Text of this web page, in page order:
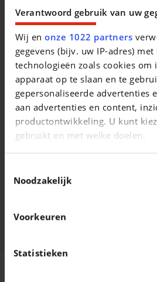
Verantwoord gebruik van uw
Wij enonze 1022 partners
gegevens (bijv. uw IP-adres)
technologieën zoals cookies
apparaat op te slaan en te
gepersonaliseerde advertenties
aan advertenties en content,
productontwikkeling. U kunt
gebruikt en met welke doelen.
Informatie verzamelen
locatie, die tot een paar
Uw apparaat
scannen op specifieke
Lees meer over hoe uw
Noodzakelijk
Voorkeuren
Statistieken
Vergelijkbare voertuigen